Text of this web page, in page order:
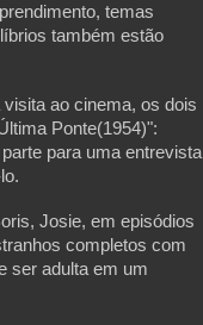
temas
também estão
ao cinema, os dois
Ponte(1954)":
para uma entrevista
Josie, em episódios
completos com
ser adulta em um